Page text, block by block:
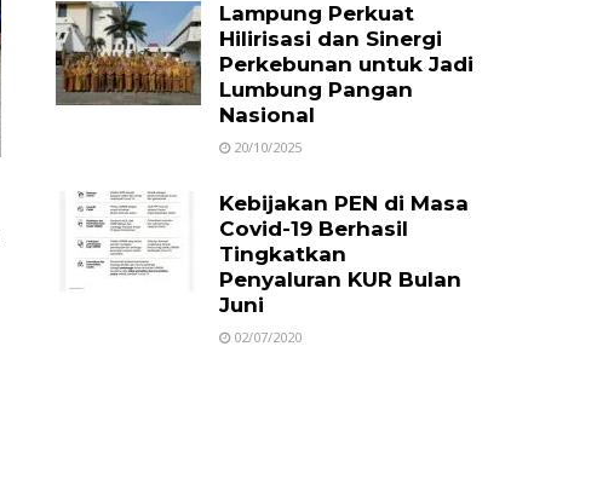
Lampung Perkuat
Hilirisasi dan Sinergi
Perkebunan untuk Jadi
Lumbung Pangan
Nasional
20/10/2025
Kebijakan PEN di Masa
Covid-19 Berhasil
Tingkatkan
Penyaluran KUR Bulan
Juni
02/07/2020